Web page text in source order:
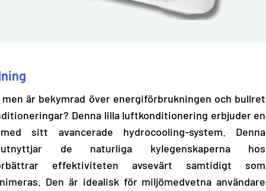
men är bekymrad över energiförbrukningen och bullret
Denna lilla luftkonditionering erbjuder en
sitt avancerade hydrocooling-system. Denna
utnyttjar de naturliga kylegenskaperna hos
effektiviteten avsevärt samtidigt som
Den är idealisk för miljömedvetna användare